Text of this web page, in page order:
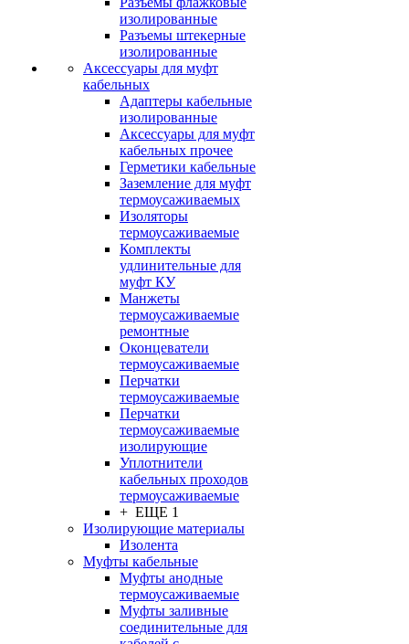
изолированные
Разъемы штекерные
изолированные
Аксессуары для муфт
кабельных
Адаптеры кабельные
изолированные
Аксессуары для муфт
кабельных прочее
Герметики кабельные
Заземление для муфт
термоусаживаемых
Изоляторы
термоусаживаемые
Комплекты
удлинительные для
муфт КУ
Манжеты
термоусаживаемые
ремонтные
Оконцеватели
термоусаживаемые
Перчатки
термоусаживаемые
Перчатки
термоусаживаемые
изолирующие
Уплотнители
кабельных проходов
термоусаживаемые
+ ЕЩЕ 1
Изолирующие материалы
Изолента
Муфты кабельные
Муфты анодные
термоусаживаемые
Муфты заливные
соединительные для